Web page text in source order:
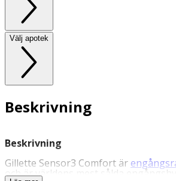
Välj apotek
Beskrivning
Beskrivning
Gillette Sensor3 Comfort är
och är världens mest sålda